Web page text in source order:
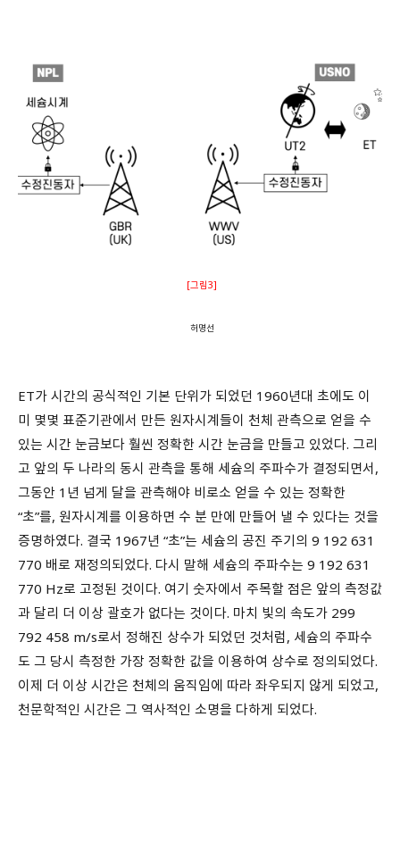
[그림3]
허명선
ET가 시간의 공식적인 기본 단위가 되었던 1960년대 초에도 이
미 몇몇 표준기관에서 만든 원자시계들이 천체 관측으로 얻을 수
있는 시간 눈금보다 훨씬 정확한 시간 눈금을 만들고 있었다. 그리
고 앞의 두 나라의 동시 관측을 통해 세슘의 주파수가 결정되면서,
그동안 1년 넘게 달을 관측해야 비로소 얻을 수 있는 정확한
“초”를, 원자시계를 이용하면 수 분 만에 만들어 낼 수 있다는 것을
증명하였다. 결국 1967년 “초”는 세슘의 공진 주기의 9 192 631
770 배로 재정의되었다. 다시 말해 세슘의 주파수는 9 192 631
770 Hz로 고정된 것이다. 여기 숫자에서 주목할 점은 앞의 측정값
과 달리 더 이상 괄호가 없다는 것이다. 마치 빛의 속도가 299
792 458 m/s로서 정해진 상수가 되었던 것처럼, 세슘의 주파수
도 그 당시 측정한 가장 정확한 값을 이용하여 상수로 정의되었다.
이제 더 이상 시간은 천체의 움직임에 따라 좌우되지 않게 되었고,
천문학적인 시간은 그 역사적인 소명을 다하게 되었다.